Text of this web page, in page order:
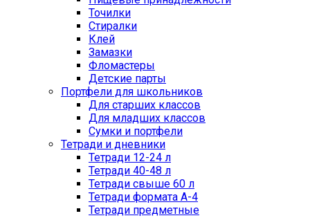
Точилки
Стиралки
Клей
Замазки
Фломастеры
Детские парты
Портфели для школьников
Для старших классов
Для младших классов
Сумки и портфели
Тетради и дневники
Тетради 12-24 л
Тетради 40-48 л
Тетради свыше 60 л
Тетради формата А-4
Тетради предметные